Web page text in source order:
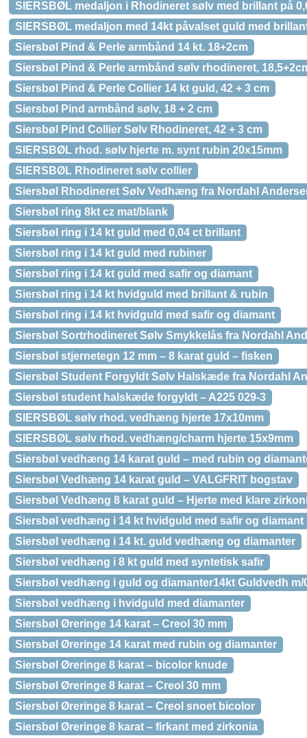
SIERSBØL medaljon i Rhodineret sølv med brillant på
SIERSBØL medaljon med 14kt påvalset guld med
Siersbøl Pind & Perle armbånd 14 kt. 18+2cm
Siersbøl Pind & Perle armbånd sølv rhodineret,
Siersbøl Pind & Perle Collier 14 kt guld, 42 + 3 cm
Siersbøl Pind armbånd sølv, 18 + 2 cm
Siersbøl Pind Collier Sølv Rhodineret, 42 + 3 cm
SIERSBØL rhod. sølv hjerte m. synt rubin 20x15mm
SIERSBØL Rhodineret sølv collier
Siersbøl Rhodineret Sølv Vedhæng fra Nordahl
Siersbøl ring 8kt cz mat/blank
Siersbøl ring i 14 kt guld med 0,04 ct brillant
Siersbøl ring i 14 kt guld med rubiner
Siersbøl ring i 14 kt guld med safir og diamant
Siersbøl ring i 14 kt hvidguld med brillant & rubin
Siersbøl ring i 14 kt hvidguld med safir og diamant
Siersbøl Sortrhodineret Sølv Smykkelås fra Nordahl
Siersbøl stjernetegn 12 mm – 8 karat guld – fisken
Siersbøl Student Forgyldt Sølv Halskæde fra Nordahl
Siersbøl student halskæde forgyldt – A225 029-3
SIERSBØL sølv rhod. vedhæng hjerte 17x10mm
SIERSBØL sølv rhod. vedhæng/charm hjerte 15x9mm
Siersbøl vedhæng 14 karat guld – med rubin og
Siersbøl Vedhæng 14 karat guld – VALGFRIT bogstav
Siersbøl Vedhæng 8 karat guld – Hjerte med klare
Siersbøl vedhæng i 14 kt hvidguld med safir og diamant
Siersbøl vedhæng i 14 kt. guld vedhæng og diamanter
Siersbøl vedhæng i 8 kt guld med syntetisk safir
Siersbøl vedhæng i guld og diamanter14kt Guldvedh m/
Siersbøl vedhæng i hvidguld med diamanter
Siersbøl Øreringe 14 karat – Creol 30 mm
Siersbøl Øreringe 14 karat med rubin og diamanter
Siersbøl Øreringe 8 karat – bicolor knude
Siersbøl Øreringe 8 karat – Creol 30 mm
Siersbøl Øreringe 8 karat – Creol snoet bicolor
Siersbøl Øreringe 8 karat – firkant med zirkonia